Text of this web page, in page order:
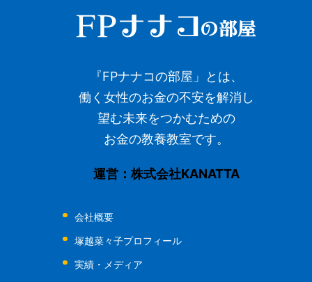
『FPナナコの部屋」とは、
働く女性のお金の不安を解消し
望む未来をつかむための
お金の教養教室です。
運営：株式会社KANATTA
会社概要
塚越菜々子プロフィール
実績・メディア